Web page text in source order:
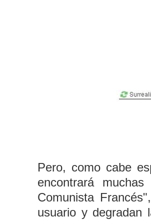
Pero, como cabe
encontrará
Comunista
usuario y degradan